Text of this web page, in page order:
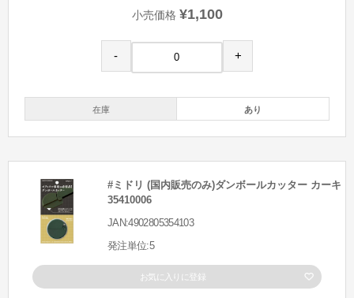
小売価格 ¥1,100
- +
在庫 あり
#ミドリ (国内販売のみ)ダンボールカッター カーキ
35410006
JAN:4902805354103
発注単位:5
お気に入りに登録